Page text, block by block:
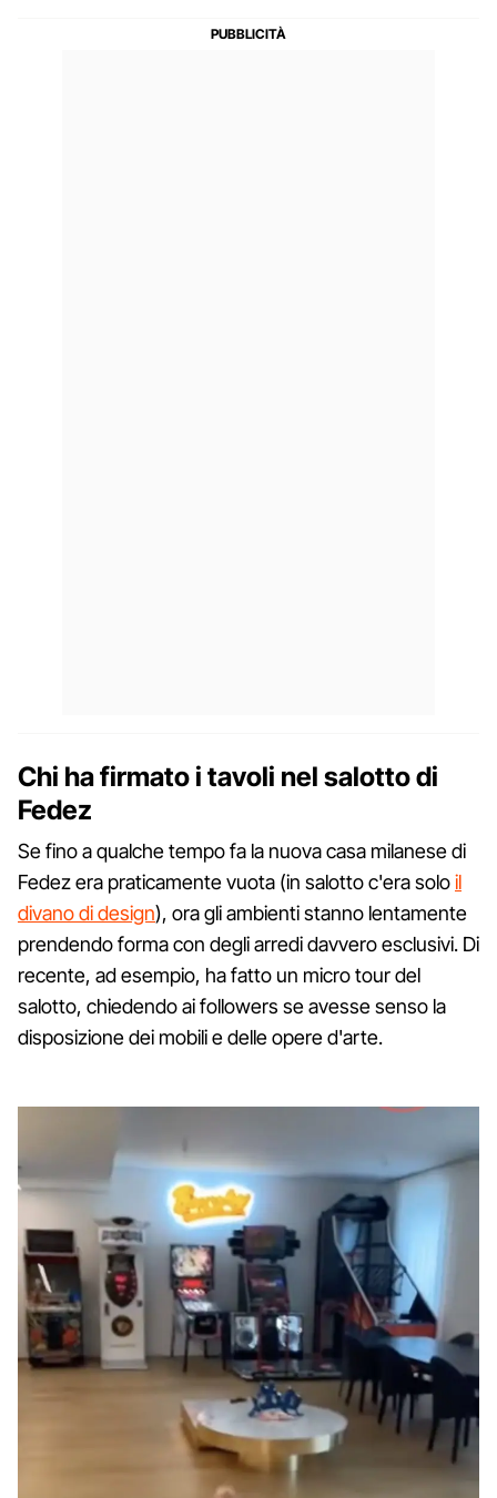
Chi ha firmato i tavoli nel salotto di
Fedez
Se fino a qualche tempo fa la nuova casa milanese di
Fedez era praticamente vuota (in salotto c'era soloil
divano di design), ora gli ambienti stanno lentamente
prendendo forma con degli arredi davvero esclusivi. Di
recente, ad esempio, ha fatto un micro tour del
salotto, chiedendo ai followers se avesse senso la
disposizione dei mobili e delle opere d'arte.